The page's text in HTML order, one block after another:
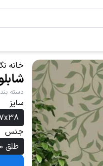
خانه
دسته
سایز
77x38
جنس
طلق 250 میکرون